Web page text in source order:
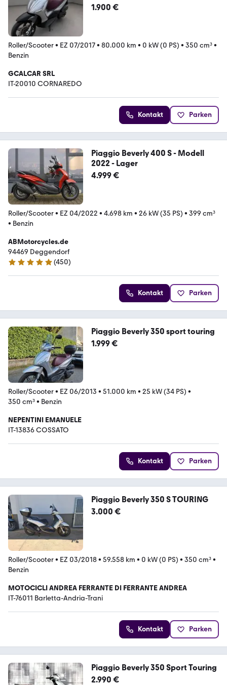
BUS
1.900 €
Roller/Scooter• EZ 07/2017• 80.000 km • 0 kW (0 PS) • 350 cm³•
Benzin
GCALCAR SRL
IT-20010 CORNAREDO
Kontakt Parken
Piaggio Beverly 400 S - Modell
2022 - Lager
4.999 €
Roller/Scooter• EZ 04/2022 • 4.698 km • 26 kW (35 PS) • 399 cm³
• Benzin
ABMotorcycles.de
94469 Deggendorf
4.8 Sterne
(450)
Kontakt Parken
Piaggio Beverly 350 sport touring
1.999 €
Roller/Scooter• EZ 06/2013 • 51.000 km • 25 kW (34 PS) •
350 cm³• Benzin
NEPENTINI EMANUELE
IT-13836 COSSATO
Kontakt Parken
Piaggio Beverly 350 S TOURING
3.000 €
Roller/Scooter• EZ 03/2018• 59.558 km • 0 kW (0 PS) • 350 cm³•
Benzin
MOTOCICLI ANDREA FERRANTE DI FERRANTE ANDREA
IT-76011 Barletta-Andria-Trani
Kontakt Parken
Piaggio Beverly 350 Sport Touring
2.990 €